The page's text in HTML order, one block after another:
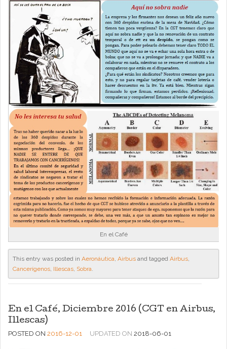
En el Café
This entry was posted in Aeronáutica, Airbus and tagged Airbus,
Cancerígenos, Illescas, Sobra.
En el Café, Diciembre 2016 (CGT en Airbus,
Illescas)
POSTED ON 2016-12-01 UPDATED ON 2018-06-01